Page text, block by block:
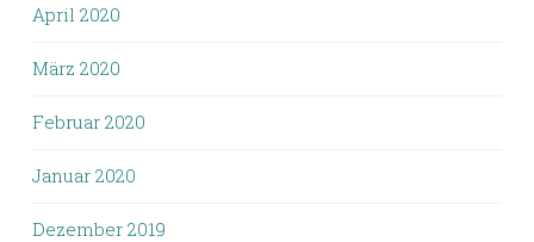
April 2020
März 2020
Februar 2020
Januar 2020
Dezember 2019